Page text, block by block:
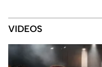
VIDEOS